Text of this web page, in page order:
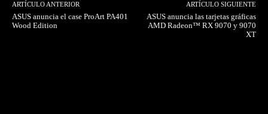
ARTÍCULO ANTERIOR
ASUS anuncia el case ProArt PA401
Wood Edition
ARTÍCULO SIGUIENTE
ASUS anuncia las tarjetas gráficas
AMD Radeon™ RX 9070 y 9070
XT